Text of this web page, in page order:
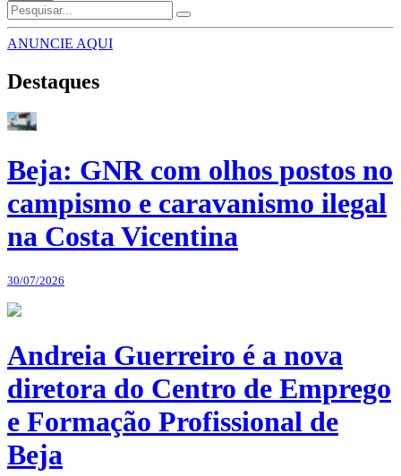
ANUNCIE AQUI
Destaques
Beja: GNR com olhos postos no
campismo e caravanismo ilegal
na Costa Vicentina
30/07/2026
Andreia Guerreiro é a nova
diretora do Centro de Emprego
e Formação Profissional de
Beja